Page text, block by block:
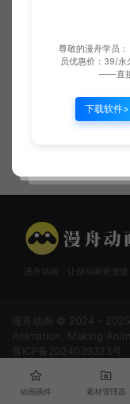
漫舟动画，让做动画更便捷
漫舟动画 © 2024 -
Animation, Making Anim
晋ICP备2024039323号
动画插件 素材管理器
尊敬的漫舟学员
员优惠价：39/永
——直接
下载软件